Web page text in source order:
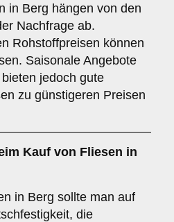
in Berg hängen von den
Nachfrage ab.
Rohstoffpreisen können
Saisonale Angebote
jedoch gute
zu günstigeren Preisen
Kauf von Fliesen in
in Berg sollte man auf
die